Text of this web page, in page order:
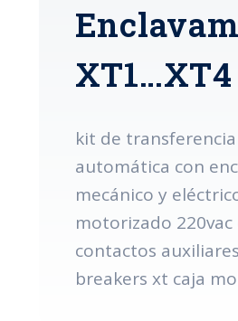
XT1…XT4
kit de transferencia
automática con
mecánico y
motorizado 220vac
contactos
breakers xt caja